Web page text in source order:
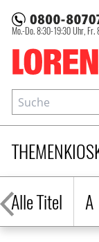
Lorenz
Mo.-Do. 8:30-19:30 Uhr, Fr.
Alle Titel
A
Suche